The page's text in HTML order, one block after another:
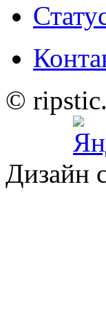
©
Дизайн